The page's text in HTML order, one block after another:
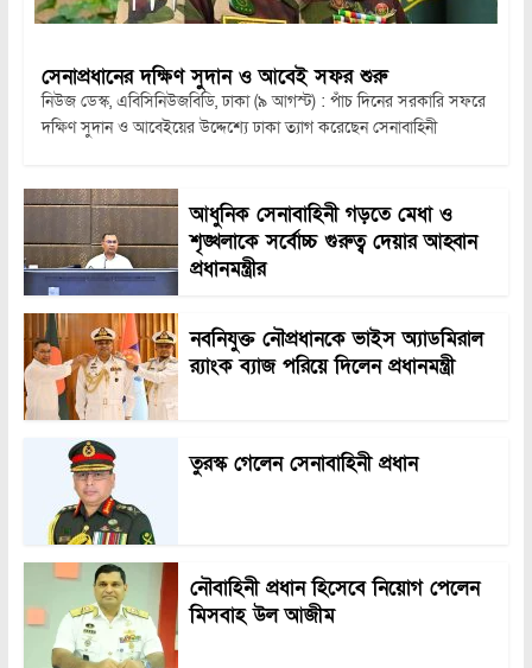
সেনাপ্রধানের দক্ষিণ সুদান ও আবেই সফর শুরু
নিউজ ডেস্ক, এবিসিনিউজবিডি, ঢাকা (৯ আগস্ট) : পাঁচ দিনের সরকারি সফরে
দক্ষিণ সুদান ও আবেইয়ের উদ্দেশ্যে ঢাকা ত্যাগ করেছেন সেনাবাহিনী
আধুনিক সেনাবাহিনী গড়তে মেধা ও
শৃঙ্খলাকে সর্বোচ্চ গুরুত্ব দেয়ার আহ্বান
প্রধানমন্ত্রীর
নবনিযুক্ত নৌপ্রধানকে ভাইস অ্যাডমিরাল
র‍্যাংক ব্যাজ পরিয়ে দিলেন প্রধানমন্ত্রী
তুরস্ক গেলেন সেনাবাহিনী প্রধান
নৌবাহিনী প্রধান হিসেবে নিয়োগ পেলেন
মিসবাহ উল আজীম